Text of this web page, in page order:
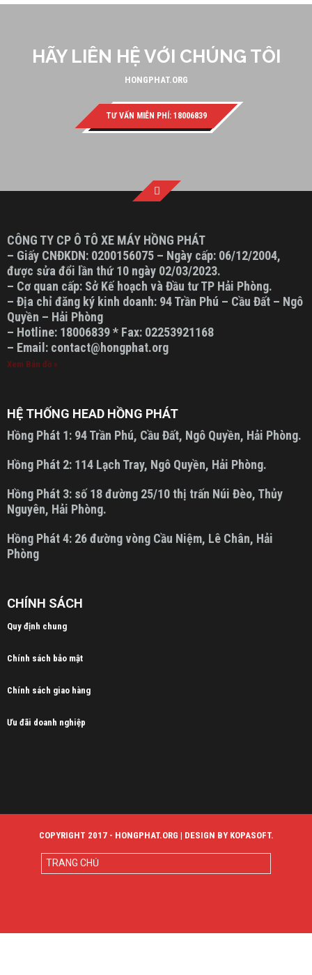
HÃY LIÊN HỆ VỚI CHÚNG TÔI
HONGPHAT.ORG
TƯ VẤN MIỄN PHÍ: 18006839
CÔNG TY CP Ô TÔ XE MÁY HỒNG PHÁT
– Giấy CNĐKDN: 0200156075 – Ngày cấp: 06/12/2004,
được sửa đổi lần thứ 10 ngày 02/03/2023.
– Cơ quan cấp: Sở Kế hoạch và Đầu tư TP Hải Phòng.
– Địa chỉ đăng ký kinh doanh: 94 Trần Phú – Cầu Đất – Ngô
Quyền – Hải Phòng
– Hotline: 18006839 * Fax: 02253921168
– Email: contact@hongphat.org
Xem Bản đồ »
HỆ THỐNG HEAD HỒNG PHÁT
Hồng Phát 1: 94 Trần Phú, Cầu Đất, Ngô Quyền, Hải Phòng.
Hồng Phát 2: 114 Lạch Tray, Ngô Quyền, Hải Phòng.
Hồng Phát 3: số 18 đường 25/10 thị trấn Núi Đèo, Thủy
Nguyên, Hải Phòng.
Hồng Phát 4: 26 đường vòng Cầu Niệm, Lê Chân, Hải
Phòng
CHÍNH SÁCH
Quy định chung
Chính sách bảo mật
Chính sách giao hàng
Ưu đãi doanh nghiệp
COPYRIGHT 2017 - HONGPHAT.ORG | DESIGN BY KOPASOFT.